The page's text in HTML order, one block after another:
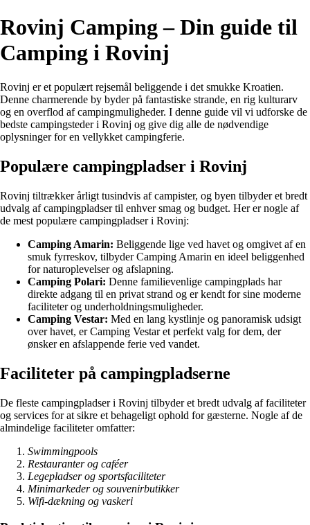
Rovinj Camping – Din guide til
Camping i Rovinj
Rovinj er et populært rejsemål beliggende i det smukke Kroatien.
Denne charmerende by byder på fantastiske strande, en rig kulturarv
og en overflod af campingmuligheder. I denne guide vil vi udforske de
bedste campingsteder i Rovinj og give dig alle de nødvendige
oplysninger for en vellykket campingferie.
Populære campingpladser i Rovinj
Rovinj tiltrækker årligt tusindvis af campister, og byen tilbyder et bredt
udvalg af campingpladser til enhver smag og budget. Her er nogle af
de mest populære campingpladser i Rovinj:
Camping Amarin: Beliggende lige ved havet og omgivet af en
smuk fyrreskov, tilbyder Camping Amarin en ideel beliggenhed
for naturoplevelser og afslapning.
Camping Polari: Denne familievenlige campingplads har
direkte adgang til en privat strand og er kendt for sine moderne
faciliteter og underholdningsmuligheder.
Camping Vestar: Med en lang kystlinje og panoramisk udsigt
over havet, er Camping Vestar et perfekt valg for dem, der
ønsker en afslappende ferie ved vandet.
Faciliteter på campingpladserne
De fleste campingpladser i Rovinj tilbyder et bredt udvalg af faciliteter
og services for at sikre et behageligt ophold for gæsterne. Nogle af de
almindelige faciliteter omfatter:
Swimmingpools
Restauranter og caféer
Legepladser og sportsfaciliteter
Minimarkeder og souvenirbutikker
Wifi-dækning og vaskeri